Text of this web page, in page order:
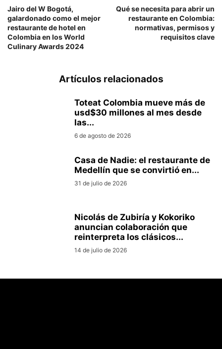
Jairo del W Bogotá,
galardonado como el mejor
restaurante de hotel en
Colombia en los World
Culinary Awards 2024
Qué se necesita para abrir un
restaurante en Colombia:
normativas, permisos y
requisitos clave
Artículos relacionados
Toteat Colombia mueve más de
usd$30 millones al mes desde
las...
6 de agosto de 2026
Casa de Nadie: el restaurante de
Medellín que se convirtió en...
31 de julio de 2026
Nicolás de Zubiría y Kokoriko
anuncian colaboración que
reinterpreta los clásicos...
14 de julio de 2026